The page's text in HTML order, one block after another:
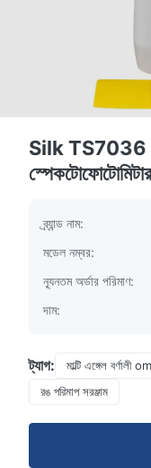
Silk TS7036
ব্র্যান্ড নাম:
মডেল নম্বর:
ন্যূনতম অর্ডার পরিমাণ:
দাম:
ট্যাগ: মাল্টি এঙ্গেল বর্ণালী
রঙ পরিমাপ সরঞ্জাম